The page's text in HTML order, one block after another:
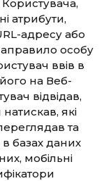
атрибути,
адресу або
особу
ввів в
на Веб-
відвідав,
які
та
в базах даних
мобільні